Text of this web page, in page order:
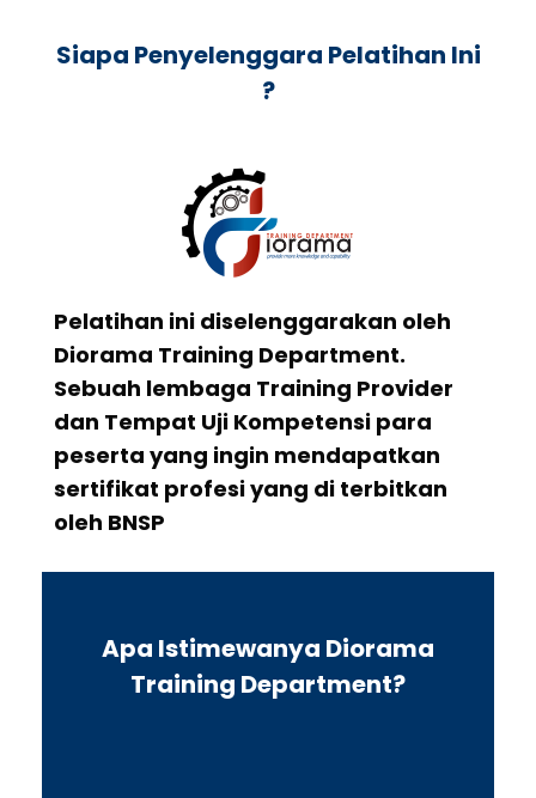
Siapa Penyelenggara Pelatihan Ini
?
Pelatihan ini diselenggarakan oleh
Diorama Training Department.
Sebuah lembaga Training Provider
dan Tempat Uji Kompetensi para
peserta yang ingin mendapatkan
sertifikat profesi yang di terbitkan
oleh BNSP
Apa Istimewanya Diorama
Training Department?